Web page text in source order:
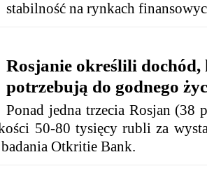
stabilność na rynkach
Rosjanie określili dochód,
potrzebują do godnego
Ponad jedna trzecia Rosjan (38
50-80 tysięcy rubli za
Otkritie Bank.